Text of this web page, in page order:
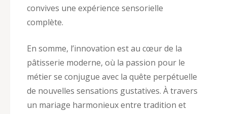
convives une expérience sensorielle
complète.
En somme, l’innovation est au cœur de la
pâtisserie moderne, où la passion pour le
métier se conjugue avec la quête perpétuelle
de nouvelles sensations gustatives. À travers
un mariage harmonieux entre tradition et